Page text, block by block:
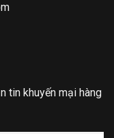
tin khuyến mại hàng